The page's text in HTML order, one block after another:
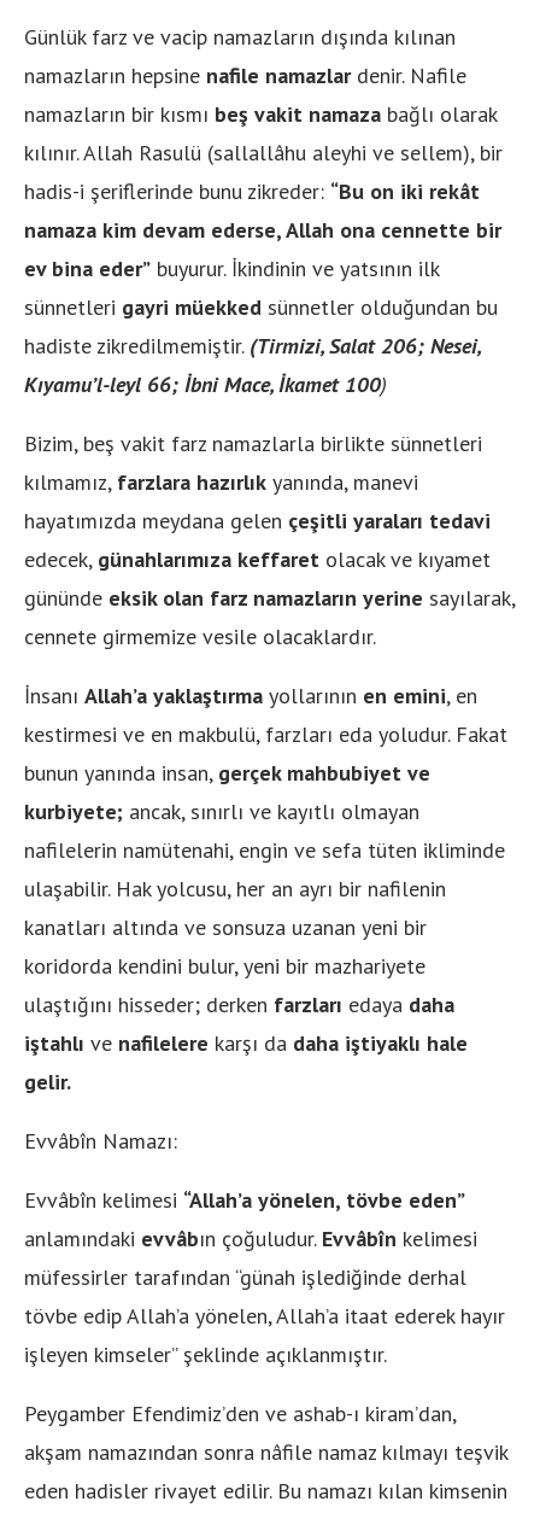
Günlük farz ve vacip namazların dışında kılınan
namazların hepsine nafile namazlardenir. Nafile
namazların bir kısmı beş vakit namaza bağlı olarak
kılınır. Allah Rasulü (sallallâhu aleyhi ve sellem), bir
hadis-i şeriflerinde bunu zikreder: “Bu on iki rekât
namaza kim devam ederse, Allah ona cennette bir
ev bina eder” buyurur. İkindinin ve yatsının ilk
sünnetleri gayri müekked sünnetler olduğundan bu
hadiste zikredilmemiştir. (Tirmizi, Salat 206; Nesei,
Kıyamu’l-leyl 66; İbni Mace, İkamet 100)
Bizim, beş vakit farz namazlarla birlikte sünnetleri
kılmamız, farzlara hazırlık yanında, manevi
hayatımızda meydana gelen çeşitli yaraları tedavi
edecek, günahlarımıza keffaret olacak ve kıyamet
gününde eksik olan farz namazların yerine sayılarak,
cennete girmemize vesile olacaklardır.
İnsanı Allah’a yaklaştırma yollarının en emini, en
kestirmesi ve en makbulü, farzları eda yoludur. Fakat
bunun yanında insan, gerçek mahbubiyet ve
kurbiyete; ancak, sınırlı ve kayıtlı olmayan
nafilelerin namütenahi, engin ve sefa tüten ikliminde
ulaşabilir. Hak yolcusu, her an ayrı bir nafilenin
kanatları altında ve sonsuza uzanan yeni bir
koridorda kendini bulur, yeni bir mazhariyete
ulaştığını hisseder; derken farzları edaya daha
iştahlı ve nafilelere karşı da daha iştiyaklı hale
gelir.
Evvâbîn Namazı:
Evvâbîn kelimesi “Allah’a yönelen, tövbe eden”
anlamındaki evvâbın çoğuludur. Evvâbîn kelimesi
müfessirler tarafından “günah işlediğinde derhal
tövbe edip Allah’a yönelen, Allah’a itaat ederek hayır
işleyen kimseler” şeklinde açıklanmıştır.
Peygamber Efendimiz’den ve ashab-ı kiram’dan,
akşam namazından sonra nâfile namaz kılmayı teşvik
eden hadisler rivayet edilir. Bu namazı kılan kimsenin